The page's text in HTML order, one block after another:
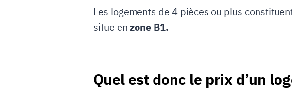
Les logements de 4 pièces ou plus
situe enzone B1.
Quel est donc le prix d’un